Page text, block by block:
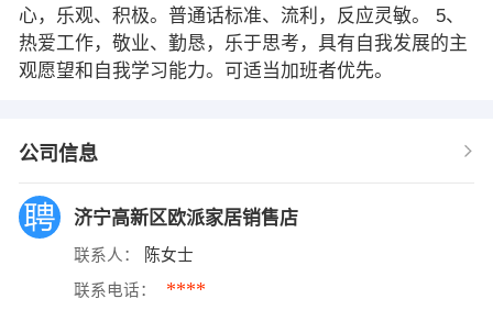
心，乐观、积极。普通话标准、流利，反应灵敏。 5、
热爱工作，敬业、勤恳，乐于思考，具有自我发展的主
观愿望和自我学习能力。可适当加班者优先。
公司信息
济宁高新区欧派家居销售店
联系人： 陈女士
联系电话： ****